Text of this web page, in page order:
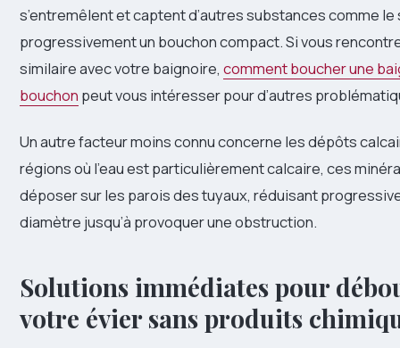
s’entremêlent et captent d’autres substances comme
progressivement un bouchon compact. Si vous
similaire avec votre baignoire, comment boucher une
bouchon peut vous intéresser pour d’autres
Un autre facteur moins connu concerne les dépôts
régions où l’eau est particulièrement calcaire, ces
déposer sur les parois des tuyaux, réduisant
diamètre jusqu’à provoquer une obstruction.
Solutions immédiates pour
votre évier sans produits